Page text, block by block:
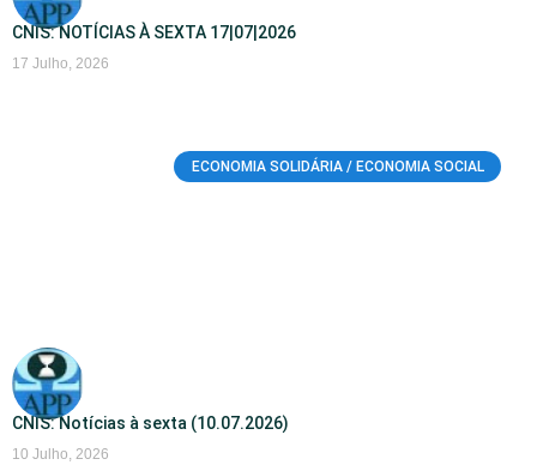
CNIS: NOTÍCIAS À SEXTA 17|07|2026
17 Julho, 2026
ECONOMIA SOLIDÁRIA / ECONOMIA SOCIAL
CNIS: Notícias à sexta (10.07.2026)
10 Julho, 2026